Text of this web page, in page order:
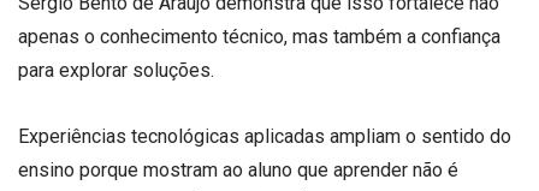
apenas o conhecimento técnico, mas também a confiança
para explorar soluções.
Experiências tecnológicas aplicadas ampliam o sentido do
ensino porque mostram ao aluno que aprender não é